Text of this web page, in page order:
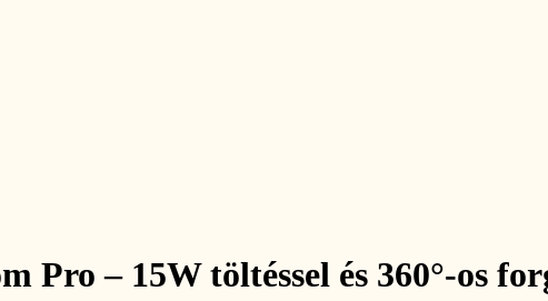
Pro – 15W töltéssel és 360°-os